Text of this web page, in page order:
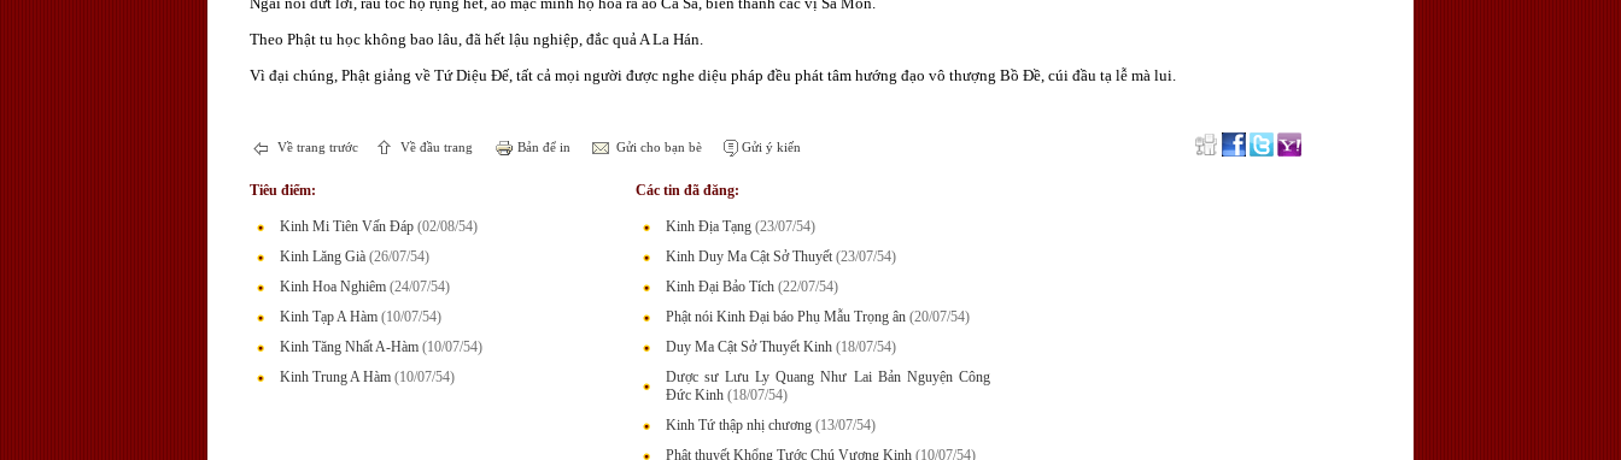
Theo Phật tu học không bao lâu, đã hết lậu nghiệp, đắc quả A La Hán.
Vì đại chúng, Phật giảng về Tứ Diệu Đế, tất cả mọi người được nghe diệu pháp đều phát tâm hướng đạo vô thượng Bồ Đề, cúi đầu tạ lễ mà lui.
Về trang trước Về đầu trang Bản để in Gửi cho bạn bè Gửi ý kiến
Tiêu điểm:
Kinh Mi Tiên Vấn Đáp (02/08/54)
Kinh Lăng Già (26/07/54)
Kinh Hoa Nghiêm (24/07/54)
Kinh Tạp A Hàm (10/07/54)
Kinh Tăng Nhất A-Hàm (10/07/54)
Kinh Trung A Hàm (10/07/54)
Các tin đã đăng:
Kinh Địa Tạng (23/07/54)
Kinh Duy Ma Cật Sở Thuyết (23/07/54)
Kinh Đại Bảo Tích (22/07/54)
Phật nói Kinh Đại báo Phụ Mẫu Trọng ân (20/07/54)
Duy Ma Cật Sở Thuyết Kinh (18/07/54)
Dược sư Lưu Ly Quang Như Lai Bản Nguyện Công
Đức Kinh (18/07/54)
Kinh Tứ thập nhị chương (13/07/54)
Phật thuyết Khổng Tước Chú Vương Kinh (10/07/54)